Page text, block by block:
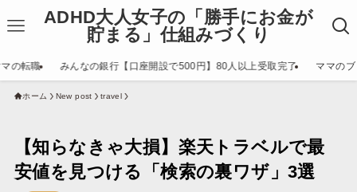
ADHD大人女子の「勝手にお金が
貯まる」仕組みづくり
の転職 みんなの銀行【口座開設で500円】80人以上受取完了 ママの
ホーム New post travel
【知らなきゃ大損】楽天トラベルで最
安値を見つける「検索の裏ワザ」3選